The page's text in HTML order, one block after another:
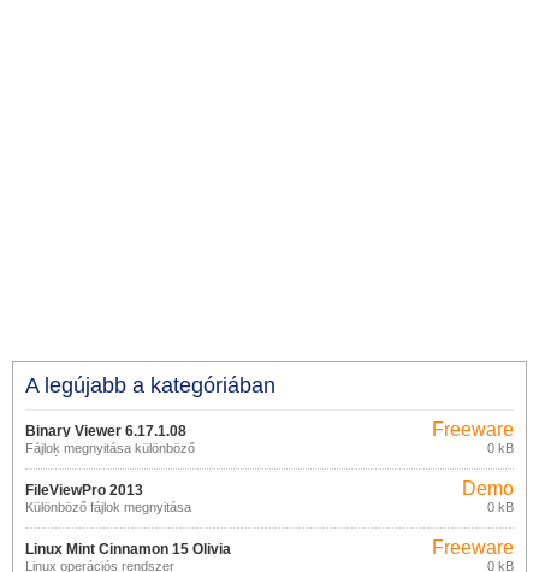
A legújabb a kategóriában
Binary Viewer 6.17.1.08
Fájlok megnyitása különböző
formátumokban
Freeware
0 kB
FileViewPro 2013
Különböző fájlok megnyitása
Demo
0 kB
Linux Mint Cinnamon 15 Olivia
Linux operációs rendszer
Freeware
0 kB